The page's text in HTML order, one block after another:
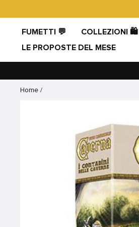
direttamente
contenuti
FUMETTI 💬 COLLEZIONI 🛍️
LE PROPOSTE DEL MESE
Home /